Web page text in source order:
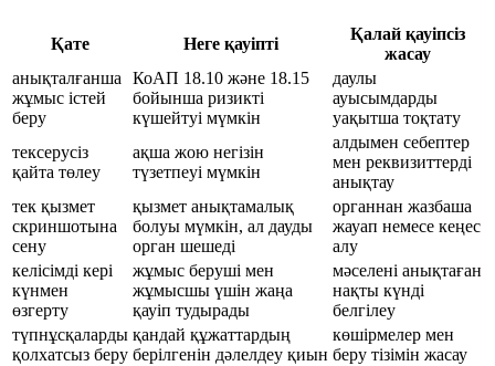
Қате Неге қауіпті
Қалай қауіпсіз
жасау
анықталғанша
жұмыс істей
беру
КоАП 18.10 және 18.15
бойынша ризикті
күшейтуі мүмкін
даулы
ауысымдарды
уақытша тоқтату
тексерусіз
қайта төлеу
ақша жою негізін
түзетпеуі мүмкін
алдымен себептер
мен реквизиттерді
анықтау
тек қызмет
скриншотына
сену
қызмет анықтамалық
болуы мүмкін, ал дауды
орган шешеді
органнан жазбаша
жауап немесе кеңес
алу
келісімді кері
күнмен
өзгерту
жұмыс беруші мен
жұмысшы үшін жаңа
қауіп тудырады
мәселені анықтаған
нақты күнді
белгілеу
түпнұсқаларды
қолхатсыз беру
қандай құжаттардың
берілгенін дәлелдеу қиын
көшірмелер мен
беру тізімін жасау